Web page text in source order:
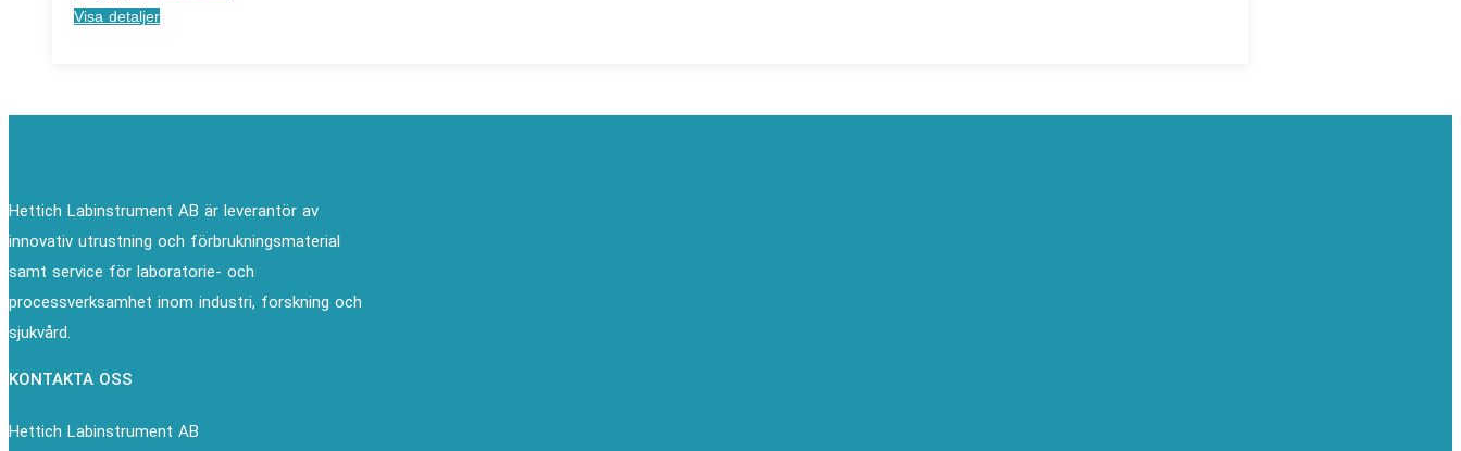
Visa detaljer
Hettich Labinstrument AB är leverantör av
innovativ utrustning och förbrukningsmaterial
samt service för laboratorie- och
processverksamhet inom industri, forskning och
sjukvård.
KONTAKTA OSS
Hettich Labinstrument AB